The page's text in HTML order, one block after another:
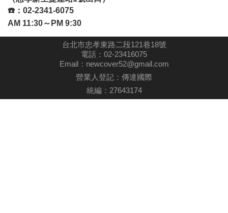
☎️ ：02-2341-6075
AM 11:30～PM 9:30
台北市忠孝東路二段121巷18號
電話： 02-23416075
Email： newcover52@gmail.com
營業人登記：傳達國際
統編：27643174